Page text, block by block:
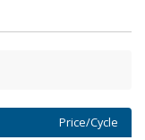
Price/Cycle